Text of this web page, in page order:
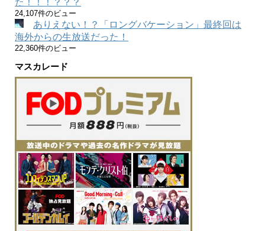
た！！！？？？
24,107件のビュー
ありえない！？「ロングバケーション」最終回は
海外からの生放送だった！
22,360件のビュー
マスカレード